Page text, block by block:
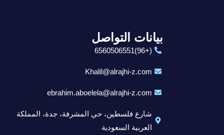
بيانات التواصل
(+96)6560506551
Khalil@alrajhi-z.com
ebrahim.aboelela@alrajhi-z.com
شارع فلسطين، حي المشرفة، جدة، المملكة
العربية السعودية